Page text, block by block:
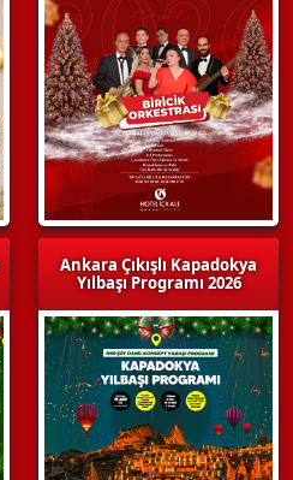
Ankara Çıkışlı Kapadokya
Yılbaşı Programı 2026